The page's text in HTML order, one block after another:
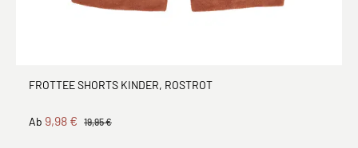
FROTTEE SHORTS KINDER, ROSTROT
Ab 9,98 € 19,95 €